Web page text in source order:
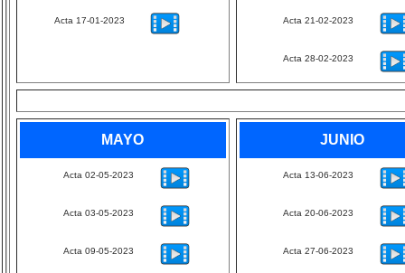
Acta 17-01-2023 Acta 21-02-2023
Acta 28-02-2023
MAYO
Acta 02-05-2023
Acta 03-05-2023
Acta 09-05-2023
JUNIO
Acta 13-06-2023
Acta 20-06-2023
Acta 27-06-2023